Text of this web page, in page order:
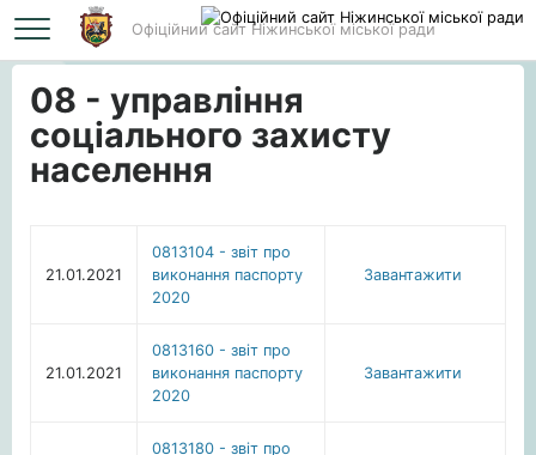
Офіційний сайт Ніжинської міської ради
Головна 08 - управління соціального захисту населення
08 - управління
соціального захисту
населення
21.01.2021
0813104 - звіт про
виконання паспорту
2020
Завантажити
21.01.2021
0813160 - звіт про
виконання паспорту
2020
Завантажити
0813180 - звіт про